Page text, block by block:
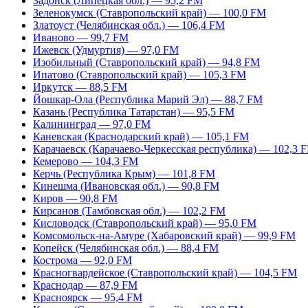
Зеленокумск (Ставропольский край) — 100,0 FM
Златоуст (Челябинская обл.) — 106,4 FM
Иваново — 99,7 FM
Ижевск (Удмуртия) — 97,0 FM
Изобильный (Ставропольский край) — 94,8 FM
Ипатово (Ставропольский край) — 105,3 FM
Иркутск — 88,5 FM
Йошкар-Ола (Республика Марий Эл) — 88,7 FM
Казань (Республика Татарстан) — 95,5 FM
Калининград — 97,0 FM
Каневская (Краснодарский край) — 105,1 FM
Карачаевск (Карачаево-Черкесская республика) — 102,3
Кемерово — 104,3 FM
Керчь (Республика Крым) — 101,8 FM
Кинешма (Ивановская обл.) — 90,8 FM
Киров — 90,8 FM
Кирсанов (Тамбовская обл.) — 102,2 FM
Кисловодск (Ставропольский край) — 95,0 FM
Комсомольск-на-Амуре (Хабаровский край) — 99,9 FM
Копейск (Челябинская обл.) — 88,4 FM
Кострома — 92,0 FM
Красногвардейское (Ставропольский край) — 104,5 FM
Краснодар — 87,9 FM
Красноярск — 95,4 FM